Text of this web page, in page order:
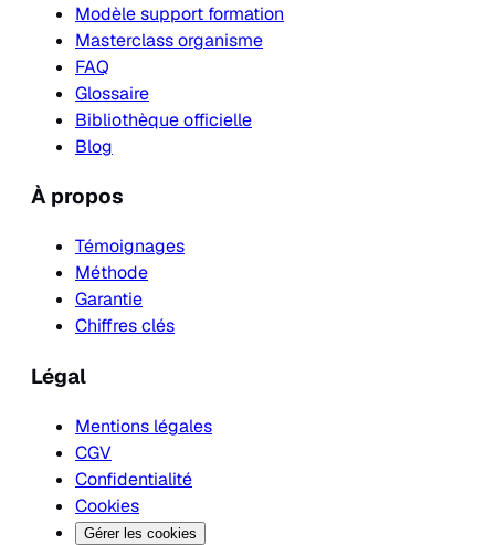
Modèle support formation
Masterclass organisme
FAQ
Glossaire
Bibliothèque officielle
Blog
À propos
Témoignages
Méthode
Garantie
Chiffres clés
Légal
Mentions légales
CGV
Confidentialité
Cookies
Gérer les cookies